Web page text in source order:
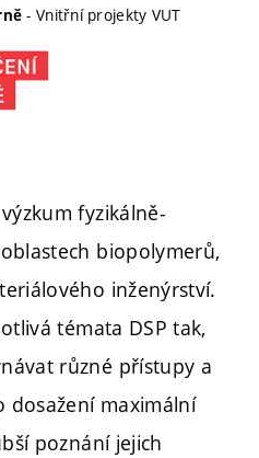
- Vnitřní projekty VUT
fyzikálně-
biopolymerů,
inženýrství.
témata DSP tak,
různé přístupy a
dosažení maximální
poznání jejich